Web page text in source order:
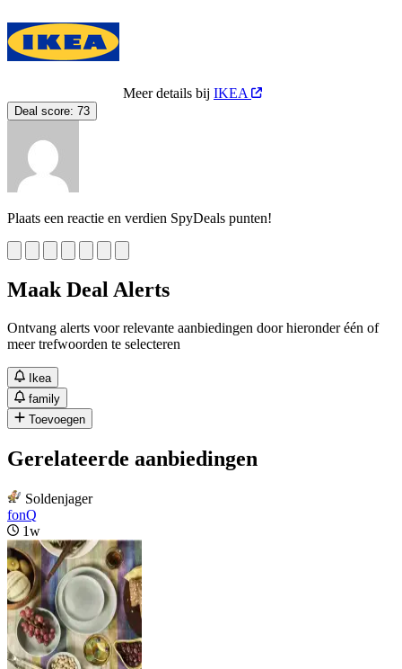
Meer details bij IKEA
Deal score: 73
Plaats een reactie en verdien SpyDeals punten!
Maak Deal Alerts
Ontvang alerts voor relevante aanbiedingen door hieronder één of
meer trefwoorden te selecteren
Ikea
family
Toevoegen
Gerelateerde aanbiedingen
Soldenjager
fonQ
1w